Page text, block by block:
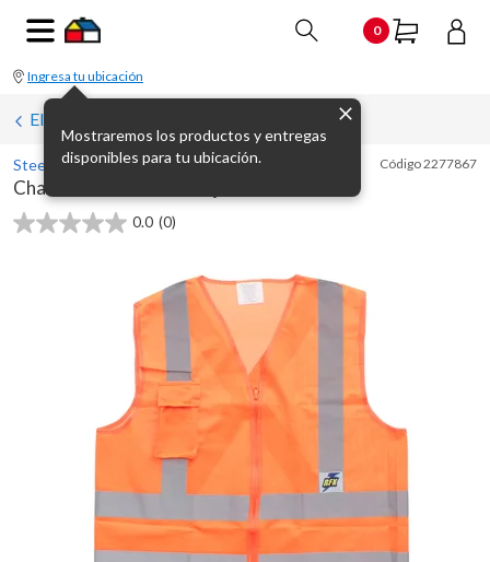
0
Ingresa tu ubicación
Mostraremos los productos y entregas
disponibles para tu ubicación.
Elementos de protección personal
Steel Pro Código2277867
Chaleco reflectivo naranja 4 cintas
0.0 (0)
0.0